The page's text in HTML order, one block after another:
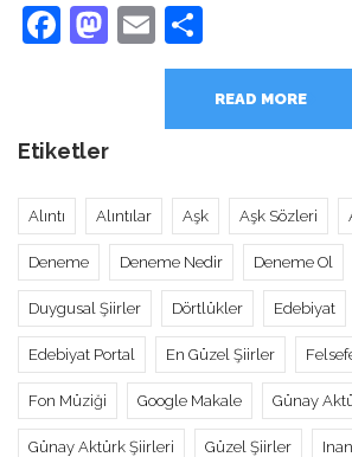
Facebook
Mastodon
Email
READ MORE
Etiketler
Alıntı Alıntılar Aşk Aşk Sözleri
Deneme Deneme Nedir Deneme Ol
Duygusal Şiirler Dörtlükler Edebiyat
Edebiyat Portal En Güzel Şiirler
Fon Müziği Google Makale Günay
Günay Aktürk Şiirleri Güzel Şiirler